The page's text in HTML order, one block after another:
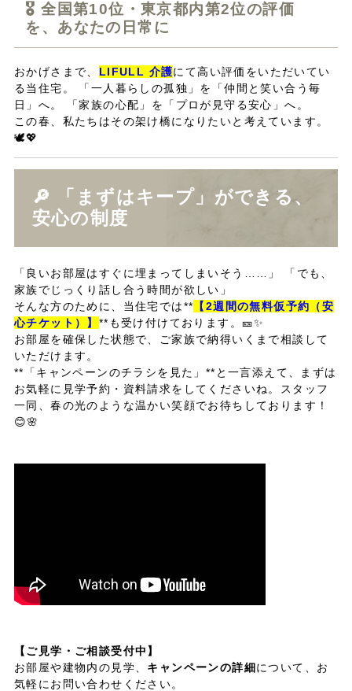
🎖️ 全国第10位・東京都内第2位の評価
を、あなたの日常に
おかげさまで、 LIFULL 介護にて高い評価をいただいてい
る当住宅。 「一人暮らしの孤独」を「仲間と笑い合う毎
日」へ。 「家族の心配」を「プロが見守る安心」へ。
この春、私たちはその架け橋になりたいと考えています。
🕊️💖
🔎 「まずはキープ」ができる、
安心の制度
「良いお部屋はすぐに埋まってしまいそう……」 「でも、
家族でじっくり話し合う時間が欲しい」
そんな方のために、当住宅では** 【2週間の無料仮予約（安
心チケット）】 **も受け付けております。🎫✨
お部屋を確保した状態で、ご家族で納得いくまで相談して
いただけます。
**「キャンペーンのチラシを見た」**と一言添えて、まずは
お気軽に見学予約・資料請求をしてくださいね。スタッフ
一同、春の光のような温かい笑顔でお待ちしております！
😊🌸
【ご見学・ご相談受付中】
お部屋や建物内の見学、 キャンペーンの詳細について、お
気軽にお問い合わせください。